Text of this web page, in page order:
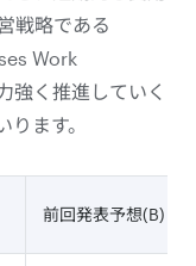
戦略である
Work
く推進していく
ます。
前回発表予想(B)